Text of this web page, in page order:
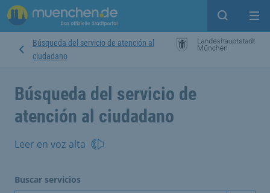
Open
Búsqueda del servicio de atención al
ciudadano
Búsqueda del servicio de
atención al ciudadano
Leer en voz alta
Buscar servicios